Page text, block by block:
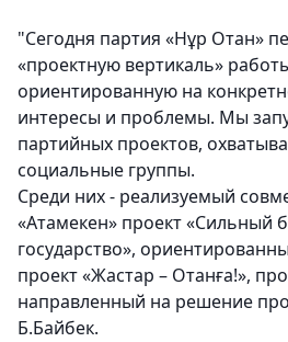
"Сегодня партия «Нұр Отан»
«проектную вертикаль»
ориентированную на
интересы и проблемы. Мы
партийных проектов,
социальные группы.
Среди них - реализуемый
«Атамекен» проект «Сильный
государство»,
проект «Жастар – Отанға!»,
направленный на решение
Б.Байбек.